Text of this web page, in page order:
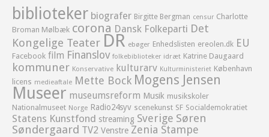
biblioteker biografer Birgitte Bergman censur Charlotte
Broman Mølbæk corona Dansk Folkeparti Det
Kongelige Teater DR ebøger Enhedslisten ereolen.dk EU
Facebook film Finanslov folkebiblioteker idræt Katrine Daugaard
kommuner Konservative kulturarv Kulturministeriet København
licens medieaftale Mette Bock Mogens Jensen
Museer museumsreform Musik musikskoler
Nationalmuseet Norge Radio24syv scenekunst SF Socialdemokratiet
Statens Kunstfond streaming Sverige Søren
Søndergaard TV2 Venstre Zenia Stampe